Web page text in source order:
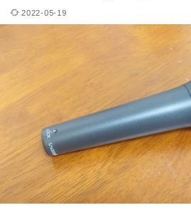
2022-05-19